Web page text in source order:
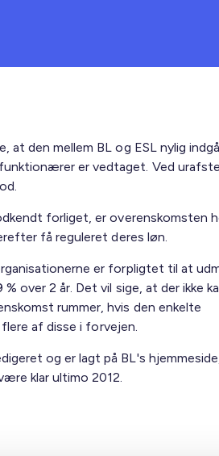
at den mellem BL og ESL nylig
er vedtaget. Ved
forliget, er overenskomsten
få reguleret deres løn.
er forpligtet til at
over 2 år. Det vil sige, at der ikke
rummer, hvis den enkelte
af disse i forvejen.
og er lagt på BL's
klar ultimo 2012.